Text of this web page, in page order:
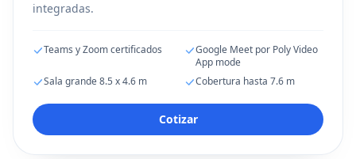
integradas.
Teams y Zoom certificados
Google Meet por Poly Video
App mode
Sala grande 8.5 x 4.6 m
Cobertura hasta 7.6 m
Cotizar